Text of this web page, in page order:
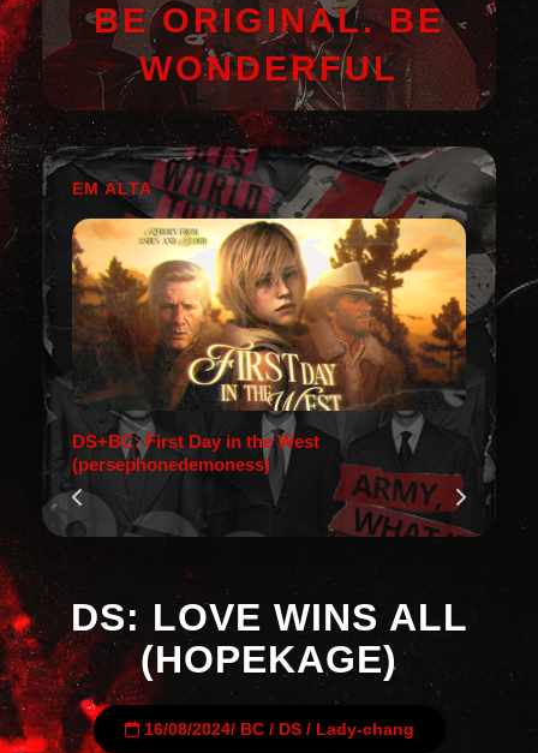
BE ORIGINAL. BE
WONDERFUL
EM ALTA
DS+BC: First Day in the West
(persephonedemoness)
DS: LOVE WINS ALL
(HOPEKAGE)
16/08/2024/ BC/ DS/ Lady-chang